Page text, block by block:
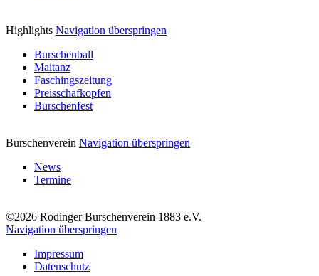
Highlights Navigation überspringen
Burschenball
Maitanz
Faschingszeitung
Preisschafkopfen
Burschenfest
Burschenverein Navigation überspringen
News
Termine
©2026 Rodinger Burschenverein 1883 e.V.
Navigation überspringen
Impressum
Datenschutz